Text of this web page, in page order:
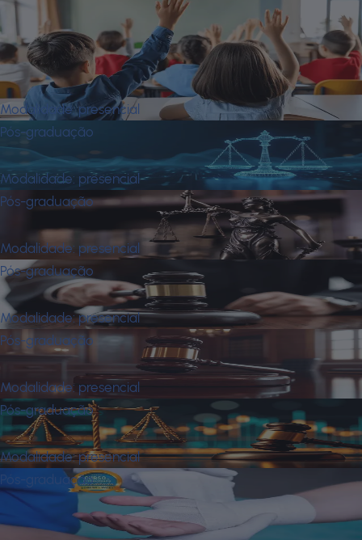
Dificuldades e Transtornos de
Aprendizagem - Avaliação e
Organização de Planos de
Atendimento
Modalidade: presencial
Pós-graduação
Direito Digital
Modalidade: presencial
Pós-graduação
Direito do Trabalho
Modalidade: presencial
Pós-graduação
Direito Penal e Processual Penal
Modalidade: presencial
Pós-graduação
Direito Processual Civil
Modalidade: presencial
Pós-graduação
Direito Tributário
Modalidade: presencial
Pós-graduação
Enfermagem em Estomaterapia:
Estomias, Feridas e Incontinências